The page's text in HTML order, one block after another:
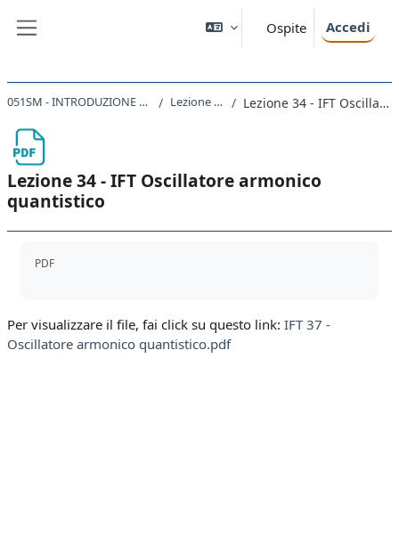
Ospite Accedi
051SM - INTRODUZIONE ALLA FISICA TEORICA 2022 Lezione 34 - 01/06/23 Lezione 34 - IFT Oscillatore armonico quantistico
Lezione 34 - IFT Oscillatore armonico
quantistico
PDF
Per visualizzare il file, fai click su questo link: IFT 37 -
Oscillatore armonico quantistico.pdf